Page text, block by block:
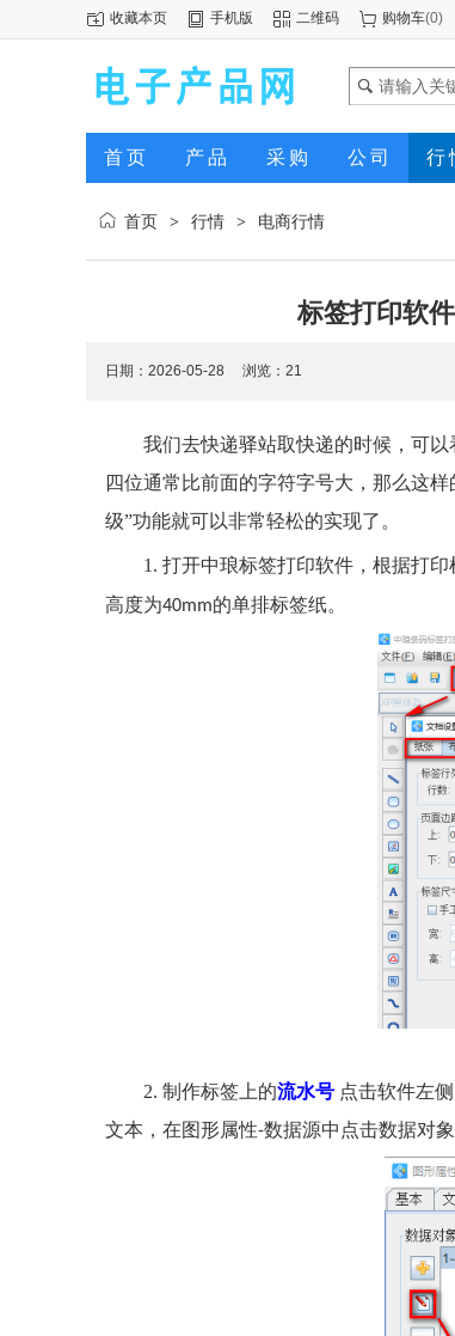
收藏本页 手机版 二维码 购物车(0)
首页 产品 采购 公司 行
首页 > 行情 > 电商行情
标签打印软
日期：2026-05-28 浏览： 21
我们去快递驿站取快递的时候，可
四位通常比前面的字符字号大，那么这
级”功能就可以非常轻松的实现了。
1. 打开中琅标签打印软件，根据打
高度为40mm的单排标签纸。
2. 制作标签上的流水号 点击软件左
文本，在图形属性-数据源中点击数据对